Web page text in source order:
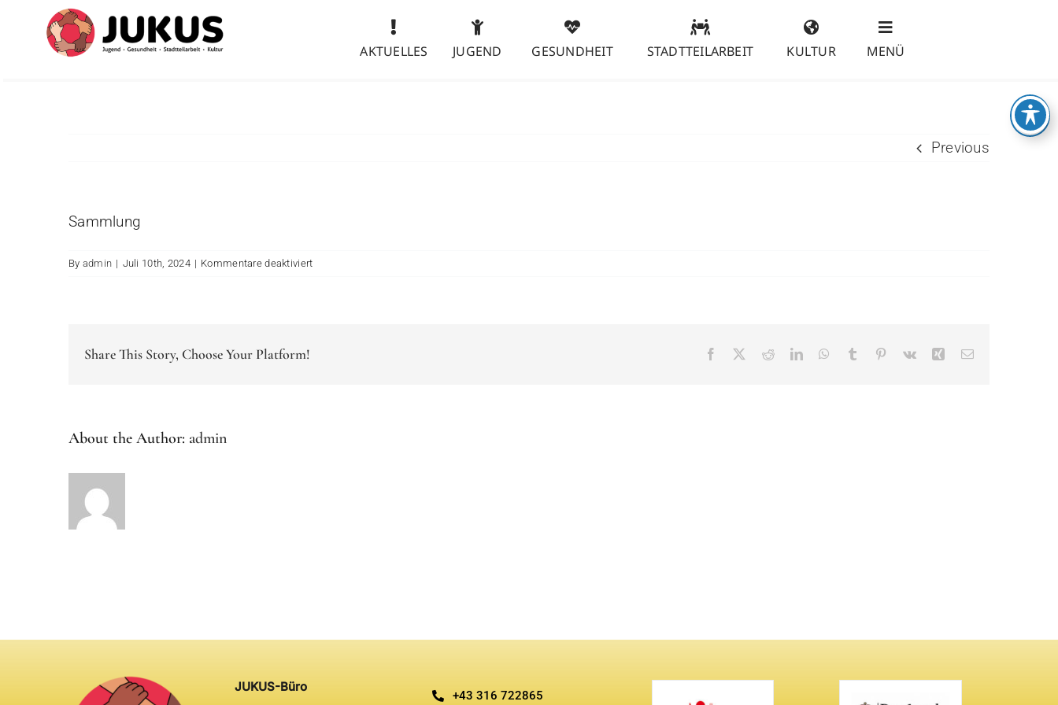
AKTUELLES JUGEND GESUNDHEIT STADTTEILARBEIT KULTUR MENÜ
Previous
Sammlung
By admin | Juli 10th, 2024 | Kommentare deaktiviertfür
Share This Story, Choose Your Platform! Facebook RedditLinkedInWhatsApp
Tumblr Pinterest
Vk XingEmail
About the Author: admin
JUKUS-Büro
+43 316 722865